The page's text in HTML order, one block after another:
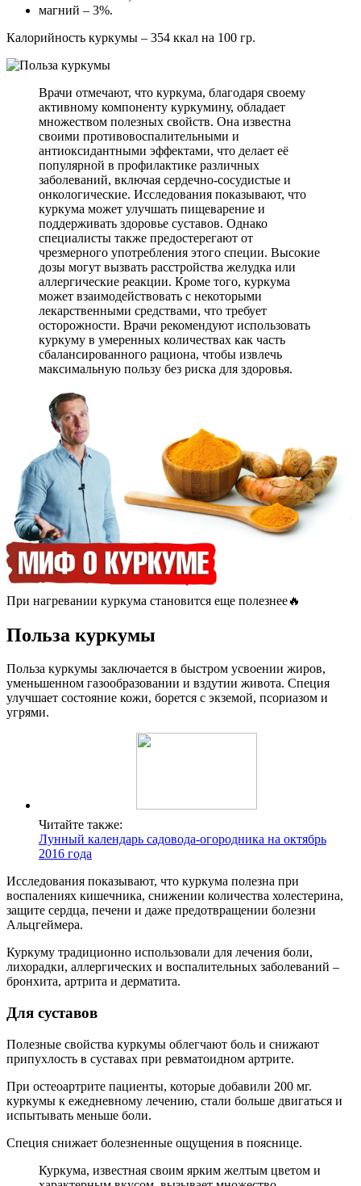
магний – 3%.
Калорийность куркумы – 354 ккал на 100 гр.
Врачи отмечают, что куркума, благодаря своему
активному компоненту куркумину, обладает
множеством полезных свойств. Она известна
своими противовоспалительными и
антиоксидантными эффектами, что делает её
популярной в профилактике различных
заболеваний, включая сердечно-сосудистые и
онкологические. Исследования показывают, что
куркума может улучшать пищеварение и
поддерживать здоровье суставов. Однако
специалисты также предостерегают от
чрезмерного употребления этого специи. Высокие
дозы могут вызвать расстройства желудка или
аллергические реакции. Кроме того, куркума
может взаимодействовать с некоторыми
лекарственными средствами, что требует
осторожности. Врачи рекомендуют использовать
куркуму в умеренных количествах как часть
сбалансированного рациона, чтобы извлечь
максимальную пользу без риска для здоровья.
При нагревании куркума становится еще полезнее🔥
Польза куркумы
Польза куркумы заключается в быстром усвоении жиров,
уменьшенном газообразовании и вздутии живота. Специя
улучшает состояние кожи, борется с экземой, псориазом и
угрями.
Читайте также:
Лунный календарь садовода-огородника на октябрь
2016 года
Исследования показывают, что куркума полезна при
воспалениях кишечника, снижении количества холестерина,
защите сердца, печени и даже предотвращении болезни
Альцгеймера.
Куркуму традиционно использовали для лечения боли,
лихорадки, аллергических и воспалительных заболеваний –
бронхита, артрита и дерматита.
Для суставов
Полезные свойства куркумы облегчают боль и снижают
припухлость в суставах при ревматоидном артрите.
При остеоартрите пациенты, которые добавили 200 мг.
куркумы к ежедневному лечению, стали больше двигаться и
испытывать меньше боли.
Специя снижает болезненные ощущения в пояснице.
Куркума, известная своим ярким желтым цветом и